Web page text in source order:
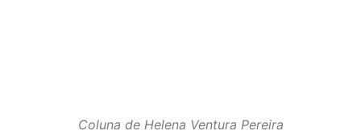
Coluna de Helena Ventura Pereira